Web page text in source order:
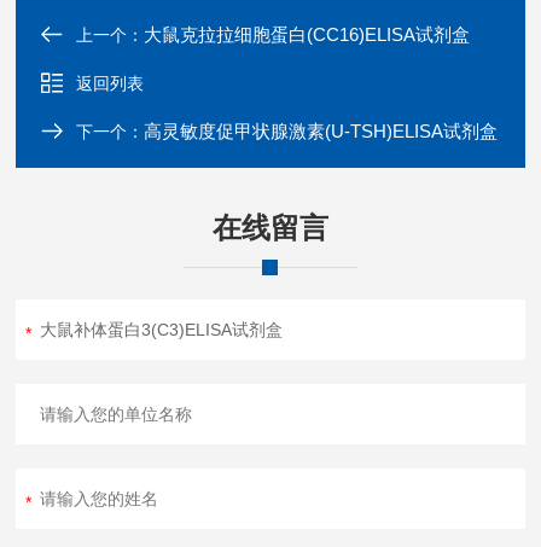
上一个： 大鼠克拉拉细胞蛋白(CC16)ELISA试剂盒
返回列表
下一个：高灵敏度促甲状腺激素(U-TSH)ELISA试剂盒
在线留言